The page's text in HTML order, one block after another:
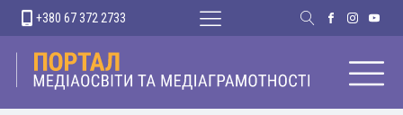
+380 67 372 2733